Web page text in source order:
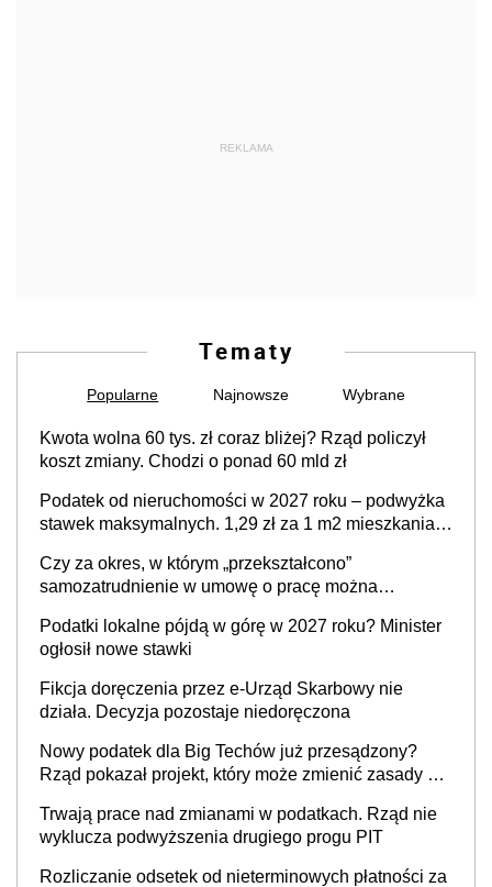
REKLAMA
Tematy
Popularne Najnowsze Wybrane
Kwota wolna 60 tys. zł coraz bliżej? Rząd policzył
koszt zmiany. Chodzi o ponad 60 mld zł
Podatek od nieruchomości w 2027 roku – podwyżka
stawek maksymalnych. 1,29 zł za 1 m2 mieszkania,
prowadzeniem działalności gospodarczej
Czy za okres, w którym „przekształcono”
samozatrudnienie w umowę o pracę można
cywilnoprawnej jedynym racjonalnym wyjściem
Podatki lokalne pójdą w górę w 2027 roku? Minister
ogłosił nowe stawki
Fikcja doręczenia przez e-Urząd Skarbowy nie
działa. Decyzja pozostaje niedoręczona
Nowy podatek dla Big Techów już przesądzony?
Rząd pokazał projekt, który może zmienić zasady gry
Trwają prace nad zmianami w podatkach. Rząd nie
wyklucza podwyższenia drugiego progu PIT
Rozliczanie odsetek od nieterminowych płatności za